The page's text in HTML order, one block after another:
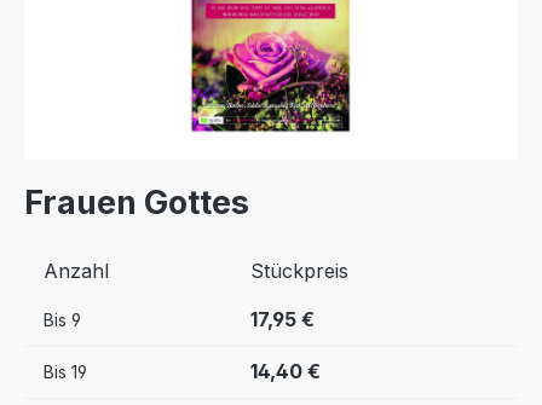
Frauen Gottes
Anzahl Stückpreis
Bis 9 17,95 €
Bis 19 14,40 €